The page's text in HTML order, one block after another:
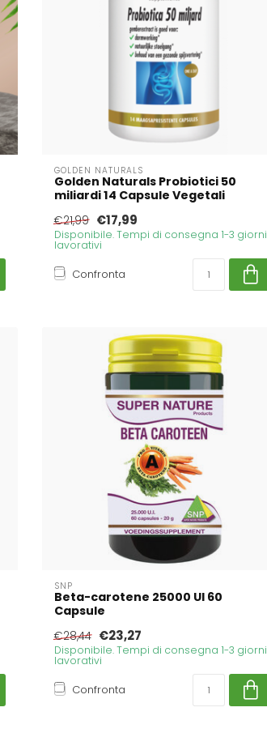
GOLDEN NATURALS
Golden Naturals Probiotici 50
miliardi 14 Capsule Vegetali
€21,99 €17,99
Disponibile. Tempi di consegna 1-3 giorni
lavorativi
Confronta
SNP
Beta-carotene 25000 UI 60
Capsule
€28,44 €23,27
Disponibile. Tempi di consegna 1-3 giorni
lavorativi
Confronta